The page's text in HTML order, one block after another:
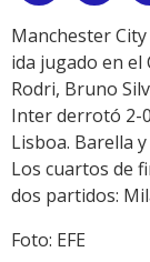
Manchester
ida jugado en
Rodri, Bruno
Inter derrotó 2-
Lisboa. Barella
Los cuartos de
dos partidos:
Foto: EFE